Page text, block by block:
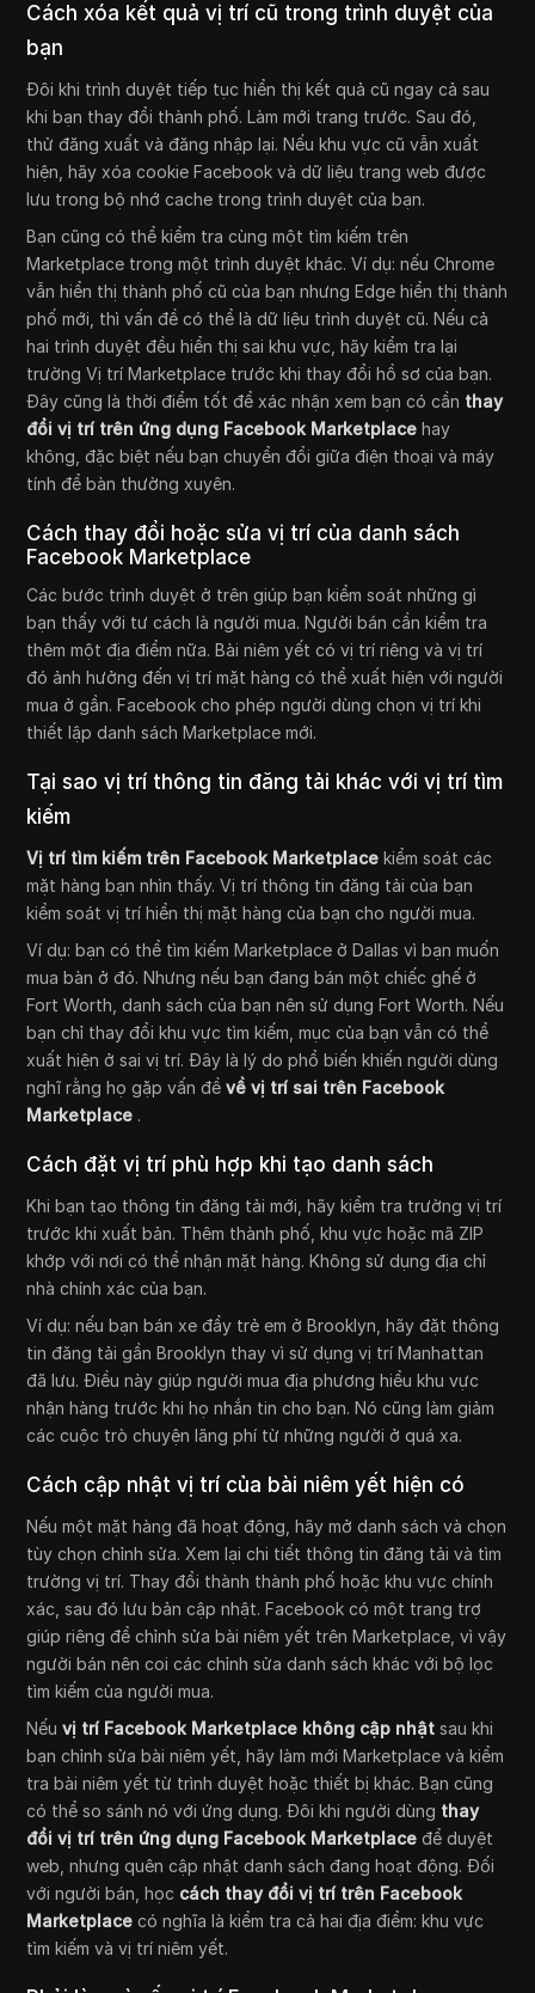
Cách xóa kết quả vị trí cũ trong trình duyệt của
bạn
Đôi khi trình duyệt tiếp tục hiển thị kết quả cũ ngay cả sau
khi bạn thay đổi thành phố. Làm mới trang trước. Sau đó,
thử đăng xuất và đăng nhập lại. Nếu khu vực cũ vẫn xuất
hiện, hãy xóa cookie Facebook và dữ liệu trang web được
lưu trong bộ nhớ cache trong trình duyệt của bạn.
Bạn cũng có thể kiểm tra cùng một tìm kiếm trên
Marketplace trong một trình duyệt khác. Ví dụ: nếu Chrome
vẫn hiển thị thành phố cũ của bạn nhưng Edge hiển thị thành
phố mới, thì vấn đề có thể là dữ liệu trình duyệt cũ. Nếu cả
hai trình duyệt đều hiển thị sai khu vực, hãy kiểm tra lại
trường Vị trí Marketplace trước khi thay đổi hồ sơ của bạn.
Đây cũng là thời điểm tốt để xác nhận xem bạn có cần thay
đổi vị trí trên ứng dụng Facebook Marketplace hay
không, đặc biệt nếu bạn chuyển đổi giữa điện thoại và máy
tính để bàn thường xuyên.
Cách thay đổi hoặc sửa vị trí của danh sách
Facebook Marketplace
Các bước trình duyệt ở trên giúp bạn kiểm soát những gì
bạn thấy với tư cách là người mua. Người bán cần kiểm tra
thêm một địa điểm nữa. Bài niêm yết có vị trí riêng và vị trí
đó ảnh hưởng đến vị trí mặt hàng có thể xuất hiện với người
mua ở gần. Facebook cho phép người dùng chọn vị trí khi
thiết lập danh sách Marketplace mới.
Tại sao vị trí thông tin đăng tải khác với vị trí tìm
kiếm
Vị trí tìm kiếm trên Facebook Marketplace kiểm soát các
mặt hàng bạn nhìn thấy. Vị trí thông tin đăng tải của bạn
kiểm soát vị trí hiển thị mặt hàng của bạn cho người mua.
Ví dụ: bạn có thể tìm kiếm Marketplace ở Dallas vì bạn muốn
mua bàn ở đó. Nhưng nếu bạn đang bán một chiếc ghế ở
Fort Worth, danh sách của bạn nên sử dụng Fort Worth. Nếu
bạn chỉ thay đổi khu vực tìm kiếm, mục của bạn vẫn có thể
xuất hiện ở sai vị trí. Đây là lý do phổ biến khiến người dùng
nghĩ rằng họ gặp vấn đềvề vị trí sai trên Facebook
Marketplace .
Cách đặt vị trí phù hợp khi tạo danh sách
Khi bạn tạo thông tin đăng tải mới, hãy kiểm tra trường vị trí
trước khi xuất bản. Thêm thành phố, khu vực hoặc mã ZIP
khớp với nơi có thể nhận mặt hàng. Không sử dụng địa chỉ
nhà chính xác của bạn.
Ví dụ: nếu bạn bán xe đẩy trẻ em ở Brooklyn, hãy đặt thông
tin đăng tải gần Brooklyn thay vì sử dụng vị trí Manhattan
đã lưu. Điều này giúp người mua địa phương hiểu khu vực
nhận hàng trước khi họ nhắn tin cho bạn. Nó cũng làm giảm
các cuộc trò chuyện lãng phí từ những người ở quá xa.
Cách cập nhật vị trí của bài niêm yết hiện có
Nếu một mặt hàng đã hoạt động, hãy mở danh sách và chọn
tùy chọn chỉnh sửa. Xem lại chi tiết thông tin đăng tải và tìm
trường vị trí. Thay đổi thành thành phố hoặc khu vực chính
xác, sau đó lưu bản cập nhật. Facebook có một trang trợ
giúp riêng để chỉnh sửa bài niêm yết trên Marketplace, vì vậy
người bán nên coi các chỉnh sửa danh sách khác với bộ lọc
tìm kiếm của người mua.
Nếuvị trí Facebook Marketplace không cập nhật sau khi
bạn chỉnh sửa bài niêm yết, hãy làm mới Marketplace và kiểm
tra bài niêm yết từ trình duyệt hoặc thiết bị khác. Bạn cũng
có thể so sánh nó với ứng dụng. Đôi khi người dùng thay
đổi vị trí trên ứng dụng Facebook Marketplace để duyệt
web, nhưng quên cập nhật danh sách đang hoạt động. Đối
với người bán, học cách thay đổi vị trí trên Facebook
Marketplace có nghĩa là kiểm tra cả hai địa điểm: khu vực
tìm kiếm và vị trí niêm yết.